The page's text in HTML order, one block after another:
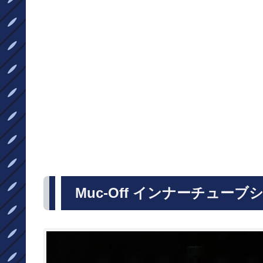
Muc-Off インナーチューブ